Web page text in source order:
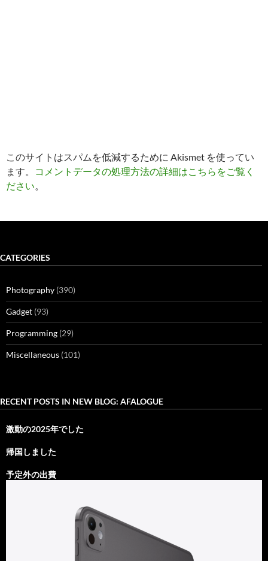
このサイトはスパムを低減するために Akismet を使ってい
ます。
コメントデータの処理方法の詳細はこちらをご覧く
ださい
CATEGORIES
Photography (390)
Gadget (93)
Programming (29)
Miscellaneous (101)
RECENT POSTS IN NEW BLOG: AFALOGUE
激動の2025年でした
帰国しました
予定外の出費